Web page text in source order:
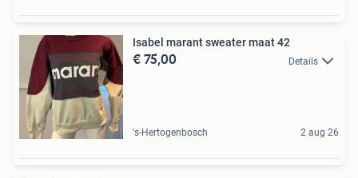
Isabel marant sweater maat 42
€ 75,00 Details
's-Hertogenbosch 2 aug 26